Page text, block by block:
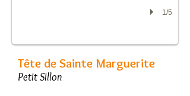
1/5
Tête de Sainte Marguerite
Petit Sillon